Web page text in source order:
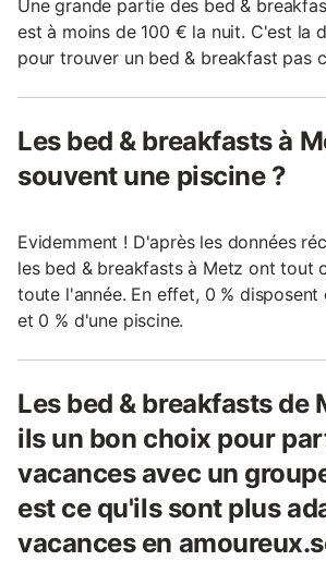
Une grande partie des bed &
est à moins de 100 € la nuit. C'est la
pour trouver un bed & breakfast pas
Les bed & breakfasts à
souvent une piscine ?
Evidemment ! D'après les données
les bed & breakfasts à Metz ont tout
toute l'année. En effet, 0 % disposent
et 0 % d'une piscine.
Les bed & breakfasts de
ils un bon choix pour
vacances avec un
est ce qu'ils sont plus
vacances en